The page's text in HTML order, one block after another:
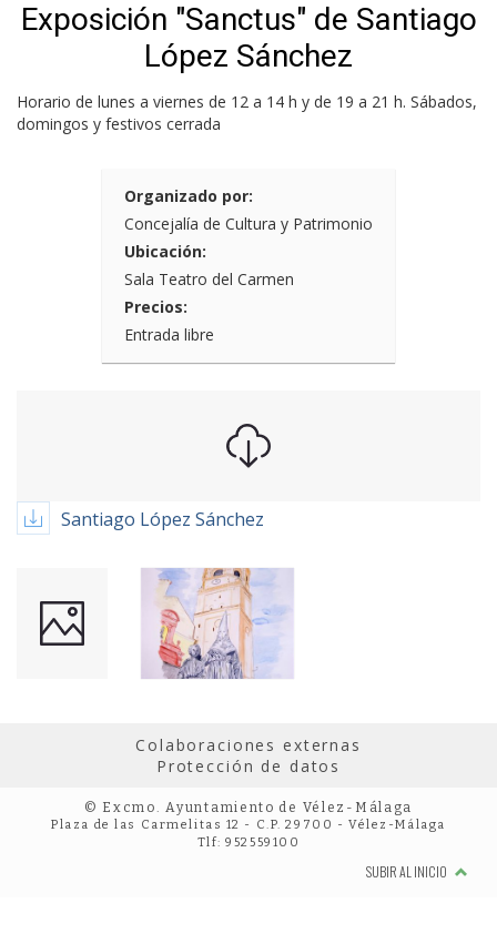
Exposición "Sanctus" de Santiago
López Sánchez
Horario de lunes a viernes de 12 a 14 h y de 19 a 21 h. Sábados,
domingos y festivos cerrada
Organizado por:
Concejalía de Cultura y Patrimonio
Ubicación:
Sala Teatro del Carmen
Precios:
Entrada libre
Santiago López Sánchez
Colaboraciones externas
Protección de datos
© Excmo. Ayuntamiento de Vélez-Málaga
Plaza de las Carmelitas 12 - C.P. 29700 - Vélez-Málaga
Tlf: 952559100
SUBIR AL INICIO